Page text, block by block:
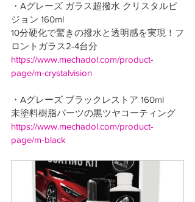
・Aグレーズ ガラス超撥水 クリスタルビ
ジョン 160ml
10分硬化で驚きの撥水と透明感を実現！フ
ロントガラス2-4台分
https://www.mechadol.com/product-
page/m-crystalvision
・Aグレーズ ブラックレストア 160ml
未塗料樹脂パーツの黒ツヤコーティング
https://www.mechadol.com/product-
page/m-black